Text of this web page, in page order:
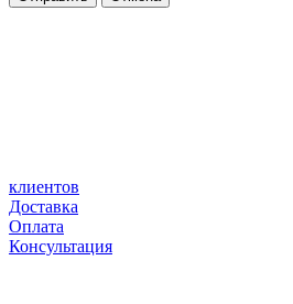
клиентов
Доставка
Оплата
Консультация